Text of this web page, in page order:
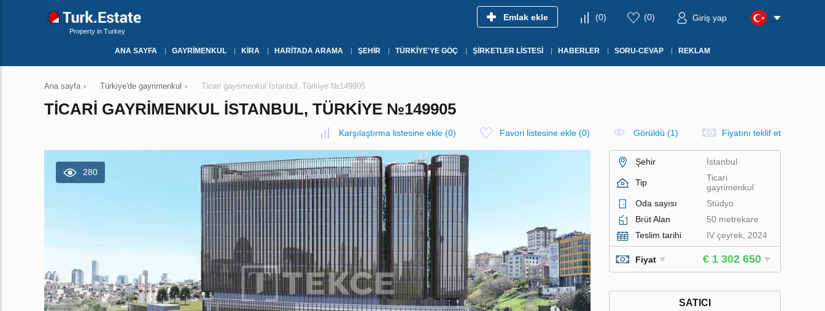
Property in Turkey
Emlak ekle (0) (0) Giriş yap
ANA SAYFA GAYRIMENKUL KIRA HARITADA ARAMA ŞEHIR TÜRKIYE'YE GÖÇ ŞIRKETLER LISTESI HABERLER SORU-CEVAP REKLAM
Ana sayfa › Türkiye'de gayrimenkul › Ticari gayrimenkul İstanbul, Türkiye №149905
TICARI GAYRIMENKUL İSTANBUL, TÜRKIYE №149905
Karşılaştırma listesine ekle (0) Favori listesine ekle (0) Görüldü (1) Fiyatını teklif et
280
Şehir İstanbul
Tip
Ticari
gayrimenkul
Oda sayısı
Stüdyo
Brüt Alan
50 metrekare
Teslim tarihi
IV çeyrek, 2024
Fiyat € 1 302 650
SATICI